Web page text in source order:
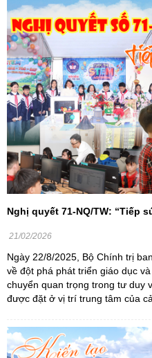
Nghị quyết 71-NQ/TW: “Tiếp
21/02/2026
Ngày 22/8/2025, Bộ Chính trị
về đột phá phát triển giáo dục
chuyển quan trọng trong tư duy
được đặt ở vị trí trung tâm của